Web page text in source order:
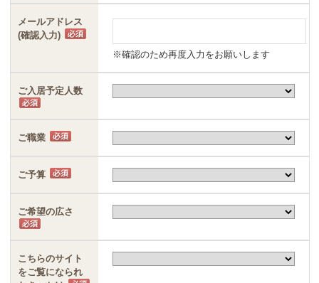
メールアドレス
(確認入力)
※確認のため再度入力をお願いします
ご入居予定人数
ご職業
ご予算
ご希望の広さ
こちらのサイト
をご覧になられ